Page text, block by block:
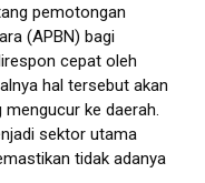
pemotongan
(APBN) bagi
cepat oleh
hal tersebut akan
ke daerah.
sektor utama
tidak adanya